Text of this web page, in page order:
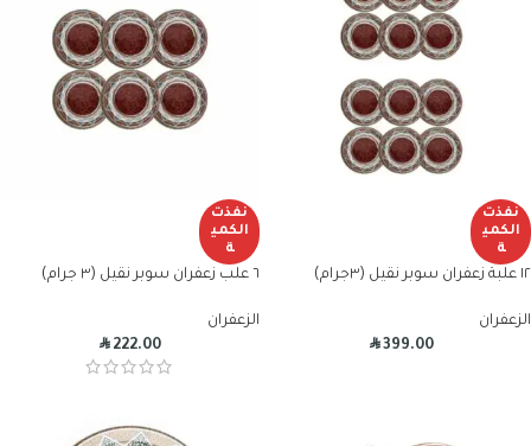
نفذت
الكمي
ة
١٢ علبة زعفران سوبر نقيل (٣جرام)
الزعفران
R399.00
نفذت
الكمي
ة
٦ علب زعفران سوبر نقيل (٣ جرام)
الزعفران
R222.00